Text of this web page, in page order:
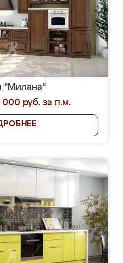
"Милана"
000 руб. за п.м.